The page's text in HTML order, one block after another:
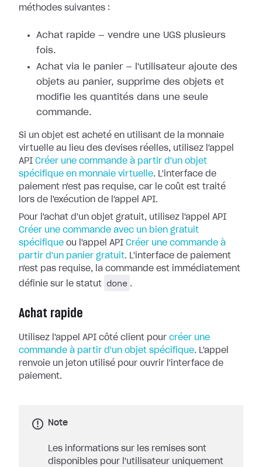
méthodes suivantes :
Achat rapide — vendre une UGS plusieurs
fois.
Achat via le panier — l'utilisateur ajoute des
objets au panier, supprime des objets et
modifie les quantités dans une seule
commande.
Si un objet est acheté en utilisant de la monnaie
virtuelle au lieu des devises réelles, utilisez l'appel
API Créer une commande à partir d'un objet
spécifique en monnaie virtuelle. L'interface de
paiement n'est pas requise, car le coût est traité
lors de l'exécution de l'appel API.
Pour l'achat d'un objet gratuit, utilisez l'appel API
Créer une commande avec un bien gratuit
spécifique ou l'appel API Créer une commande à
partir d'un panier gratuit. L'interface de paiement
n'est pas requise, la commande est immédiatement
définie sur le statut
done .
Achat rapide
Utilisez l'appel API côté client pour créer une
commande à partir d'un objet spécifique. L'appel
renvoie un jeton utilisé pour ouvrir l'interface de
paiement.
Note
Les informations sur les remises sont
disponibles pour l'utilisateur uniquement